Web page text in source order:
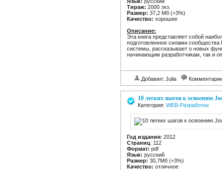
Тираж: 2000 экз.
Размер: 37,2 Мб (+3%)
Качество: хорошее
Описание:
Эта книга представляет собой
подготовленное силами
системы, рассказывает о новых
начинающим разработчикам, так и
Добавил: Julia
10 легких шагов к освоению
Категория: WEB-Разработки
Год издания: 2012
Страниц: 112
Формат: pdf
Язык: русский
Размер: 30,7Мб (+3%)
Качество: отличное